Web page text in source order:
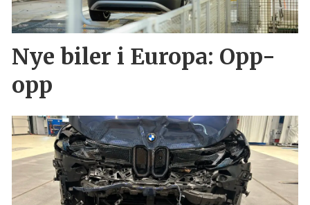
Nye biler i Europa: Opp-
opp